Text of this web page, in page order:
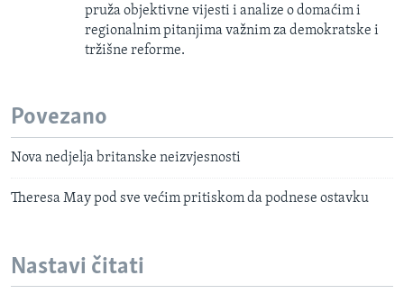
pruža objektivne vijesti i analize o domaćim i
regionalnim pitanjima važnim za demokratske i
tržišne reforme.
Povezano
Nova nedjelja britanske neizvjesnosti
Theresa May pod sve većim pritiskom da podnese ostavku
Nastavi čitati